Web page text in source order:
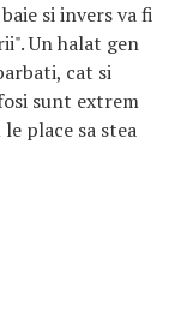
si invers va fi
Un halat gen
cat si
sunt extrem
place sa stea